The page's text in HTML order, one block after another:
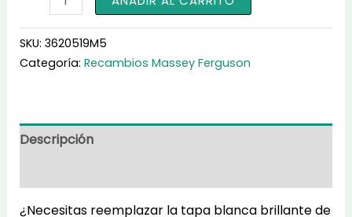
blanca
brillante
3620519M5
cantidad
SKU: 3620519M5
Categoría: Recambios Massey Ferguson
Descripción
¿Necesitas reemplazar la tapa blanca brillante de